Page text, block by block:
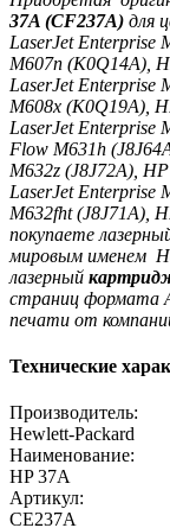
37A (CF237A) для
LaserJet Enterprise
M607n (K0Q14A),
LaserJet Enterprise
M608x (K0Q19A),
LaserJet Enterprise
Flow M631h
M632z (J8J72A),
LaserJet Enterprise
M632fht(J8J71A),
покупаете
мировым именем
лазерный
страниц формата
печати от
Технические
Производитель:
Hewlett-Packard
Наименование:
HP 37A
Артикул:
CE237A